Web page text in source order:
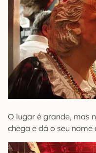
O lugar é grande, mas
chega e dá o seu nome